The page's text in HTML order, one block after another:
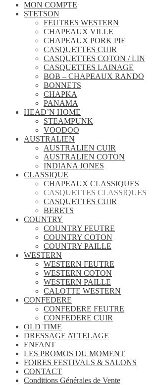
MON COMPTE
STETSON
FEUTRES WESTERN
CHAPEAUX VILLE
CHAPEAUX PORK PIE
CASQUETTES CUIR
CASQUETTES COTON / LIN
CASQUETTES LAINAGE
BOB – CHAPEAUX RANDO
BONNETS
CHAPKA
PANAMA
HEAD’N HOME
STEAMPUNK
VOODOO
AUSTRALIEN
AUSTRALIEN CUIR
AUSTRALIEN COTON
INDIANA JONES
CLASSIQUE
CHAPEAUX CLASSIQUES
CASQUETTES CLASSIQUES
CASQUETTES CUIR
BERETS
COUNTRY
COUNTRY FEUTRE
COUNTRY COTON
COUNTRY PAILLE
WESTERN
WESTERN FEUTRE
WESTERN COTON
WESTERN PAILLE
CALOTTE WESTERN
CONFEDERE
CONFEDERE FEUTRE
CONFEDERE CUIR
OLD TIME
DRESSAGE ATTELAGE
ENFANT
LES PROMOS DU MOMENT
FOIRES FESTIVALS & SALONS
CONTACT
Conditions Générales de Vente